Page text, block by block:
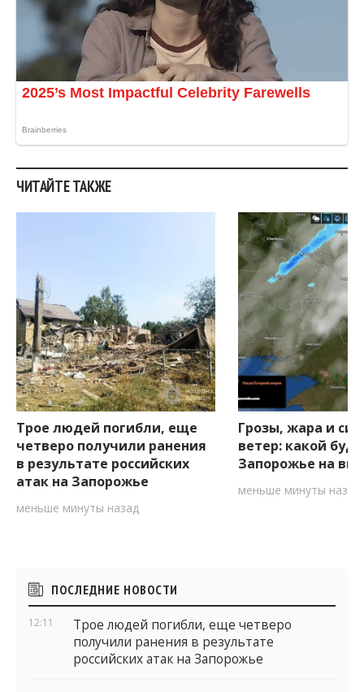
ЧИТАЙТЕ ТАКЖЕ
Трое людей погибли, еще
четверо получили ранения
в результате российских
атак на Запорожье
меньше минуты назад
Грозы, жара и
ветер: какой
Запорожье на
меньше минуты назад
Боковые
виджеты
ПОСЛЕДНИЕ НОВОСТИ
12:11
Трое людей погибли, еще четверо
получили ранения в результате
российских атак на Запорожье